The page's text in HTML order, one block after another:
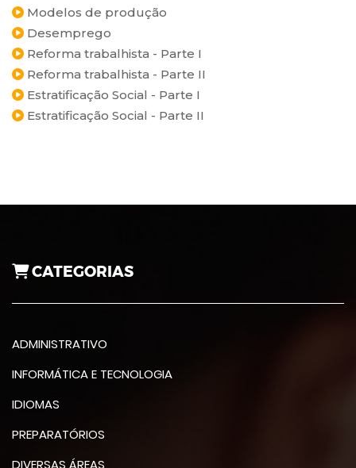
Modelos de produção
Desemprego
Reforma trabalhista - Parte I
Reforma trabalhista - Parte II
Estratificação Social - Parte I
Estratificação Social - Parte II
CATEGORIAS
ADMINISTRATIVO
INFORMÁTICA E TECNOLOGIA
IDIOMAS
PREPARATÓRIOS
DIVERSAS ÁREAS